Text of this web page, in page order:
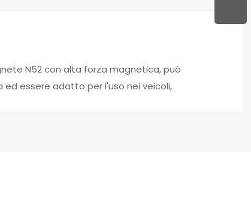
N52 con alta forza magnetica, può
essere adatto per l'uso nei veicoli,